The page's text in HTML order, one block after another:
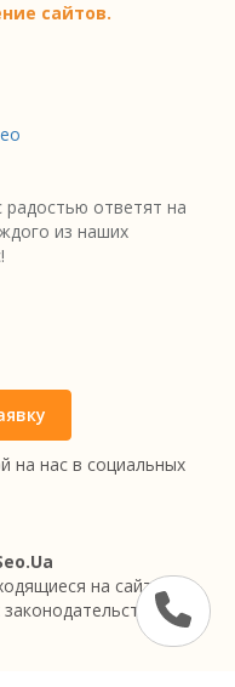
сайтов.
ответят на
из наших
на нас в социальных
на сайте,